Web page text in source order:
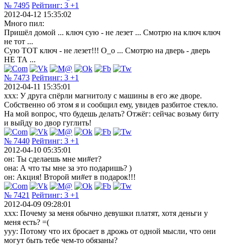
№ 7495 Рейтинг: 3 +1
2012-04-12 15:35:02
Много пил:
Пришёл домой ... ключ сую - не лезет ... Смотрю на ключ ключ
не тот ...
Сую ТОТ ключ - не лезет!!! О_о ... Смотрю на дверь - дверь
НЕ ТА ...
№ 7473 Рейтинг: 3 +1
2012-04-11 15:35:01
xxx: У друга спёрли магнитолу с машины в его же дворе.
Собственно об этом я и сообщил ему, увидев разбитое стекло.
На мой вопрос, что будешь делать? Отжёг: сейчас возьму биту
и выйду во двор гуглить!
№ 7440 Рейтинг: 3 +1
2012-04-10 05:35:01
он: Ты сделаешь мне ми#ет?
она: А что ты мне за это подаришь? )
он: Акция! Второй ми#ет в подарок!!!
№ 7421 Рейтинг: 3 +1
2012-04-09 09:28:01
ххх: Почему за меня обычно девушки платят, хотя деньги у
меня есть? =(
yyy: Потому что их бросает в дрожь от одной мысли, что они
могут быть тебе чем-то обязаны?